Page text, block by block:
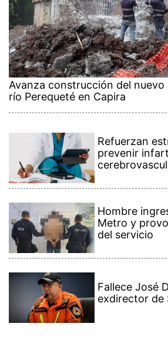
Avanza construcción del nuevo
río Perequeté en Capira
Refuerzan
prevenir
Hombre
Metro y
del servicio
Fallece José
exdirector de